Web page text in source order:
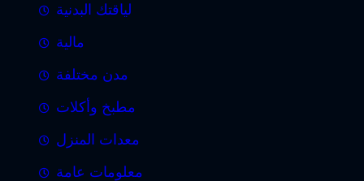
لياقتك البدنية
مالية
مدن مختلفة
مطبخ وأكلات
معدات المنزل
معلومات عامة